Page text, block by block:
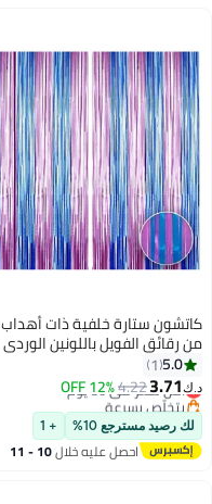
كاتشون ستارة خلفية ذات أهداب
من رقائق الفويل باللونين الوردي
والأزرق، مجموعة من قطعتين
5.0
1
د.ك‏3.71
4.22
12% OFFأقل سعر في 30 يوم
بتخلّص بسرعة
أقل سعر في 30 يوم
لك رصيد مسترجع 10% + 1
احصل عليه خلال 10 - 11
اغسطس